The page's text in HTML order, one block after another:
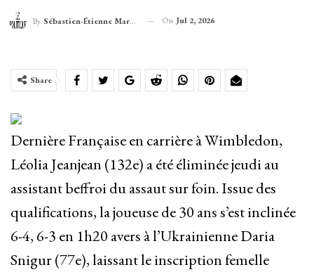
By Sébastien-Étienne Marechal On Jul 2, 2026
Share
Dernière Française en carrière à Wimbledon,
Léolia Jeanjean (132e) a été éliminée jeudi au
assistant beffroi du assaut sur foin. Issue des
qualifications, la joueuse de 30 ans s’est inclinée
6-4, 6-3 en 1h20 avers à l’Ukrainienne Daria
Snigur (77e), laissant le inscription femelle